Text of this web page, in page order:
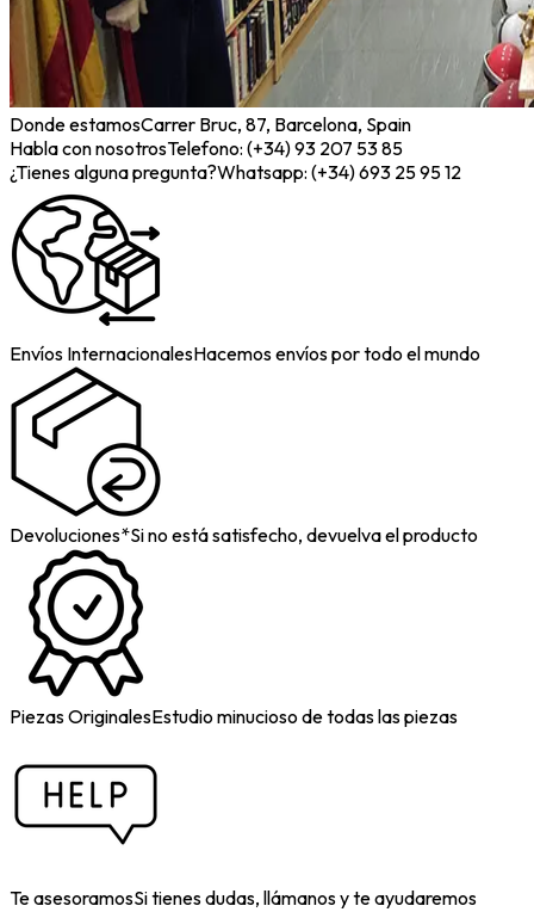
Donde estamosCarrer Bruc, 87, Barcelona, Spain
Habla con nosotrosTelefono: (+34) 93 207 53 85
¿Tienes alguna pregunta?Whatsapp: (+34) 693 25 95 12
Envíos InternacionalesHacemos envíos por todo el mundo
Devoluciones*Si no está satisfecho, devuelva el producto
Piezas OriginalesEstudio minucioso de todas las piezas
Te asesoramosSi tienes dudas, llámanos y te ayudaremos